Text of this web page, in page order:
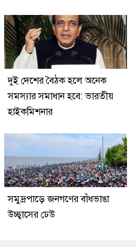
দুই দেশের বৈঠক হলে অনেক
সমস্যার সমাধান হবে: ভারতীয়
হাইকমিশনার
সমুদ্রপাড়ে জনগণের বাঁধভাঙা
উচ্ছ্বাসের ঢেউ